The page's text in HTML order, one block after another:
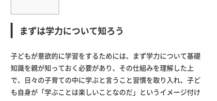
まずは学力について知ろう
子どもが意欲的に学習をするためには、まず学力について基礎
知識を親が知っておく必要があり、その仕組みを理解した上
で、日々の子育ての中に学ぶと言うこと習慣を取り入れ、子ど
も自身が「学ぶことは楽しいことなのだ」というイメージ付け